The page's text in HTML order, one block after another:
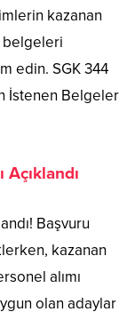
kazanan
belgeleri
edin. SGK 344
İstenen Belgeler
Başvuru
kazanan
alımı
olan adaylar